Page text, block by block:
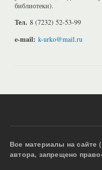
библиотеки).
Тел. 8 (7232) 52-53-99
e-mail: k-urko@mail.ru
Все материалы на сайте
автора, запрещено